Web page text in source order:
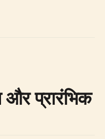
और प्रारंभिक